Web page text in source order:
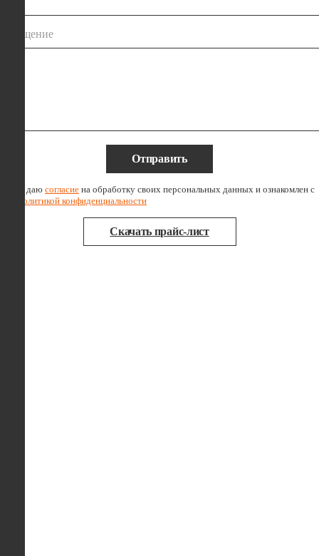
сообщение
Скачать прайс-лист
Отправить
Я даю согласие на обработку своих персональных данных и ознакомлен с
политикой конфиденциальности